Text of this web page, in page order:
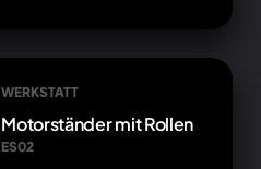
WERKSTATT
Motorständer mit Rollen
ES02